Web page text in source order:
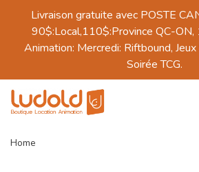
Livraison gratuite avec POSTE
90$:Local,110$:Province QC-
Animation: Mercredi: Riftbound,
Soirée TCG.
Home